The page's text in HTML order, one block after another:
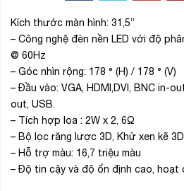
Kích thước màn hình: 31,5”
– Công nghệ đèn nền LED với độ
@ 60Hz
– Góc nhìn rộng: 178 ° (H) / 178 ° (V)
– Đầu vào: VGA, HDMI,DVI, BNC in-
out, USB.
– Tích hợp loa : 2W x 2, 6Ω
– Bộ lọc răng lược 3D, Khử xen kẽ
– Hỗ trợ màu: 16,7 triệu màu
– Độ tin cậy và độ ổn định cao, hoạt